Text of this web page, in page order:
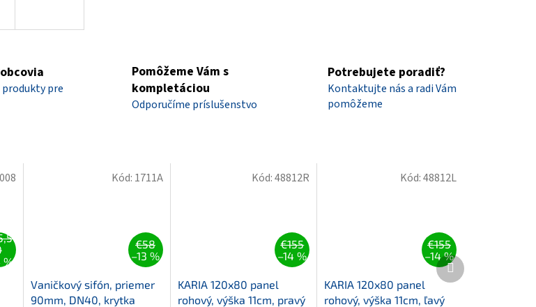
pre
Pomôžeme Vám s
kompletáciou
Odporučíme príslušenstvo
Potrebujete poradiť?
Kontaktujte nás a radi Vám
pomôžeme
%
€58
–13 %
Vaničkový sifón, priemer
90mm, DN40, krytka
Kód: 1711A
€155
–14 %
KARIA 120x80 panel
rohový, výška 11cm, pravý
Kód:48812R
€155
–14 %
KARIA 120x80 panel
rohový, výška 11cm, ľavý
Kód:48812L
Ďalší
produkt